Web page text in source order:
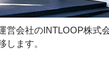
営会社のINTLOOP株式
します。